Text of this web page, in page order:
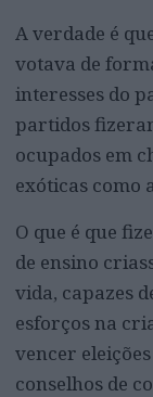
A verdade é
votava de
interesses do
partidos
ocupados em
exóticas como
O que é que
de ensino
vida, capazes
esforços na
vencer
conselhos de